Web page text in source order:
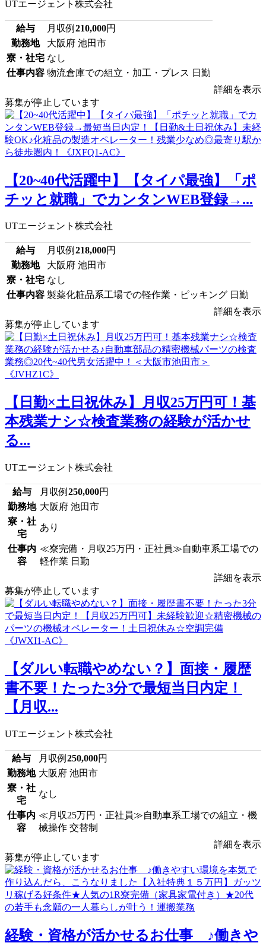
UTエージェント株式会社
給与 月収例 210,000円
勤務地
大阪府 池田市
寮・社宅 なし
仕事内容 物流倉庫での組立・加工・プレス 日勤
詳細を表示
募集が停止しています
【20~40代活躍中】【タイパ最強】「ポ
チッと就職」でカンタンWEB登録→...
UTエージェント株式会社
給与 月収例 218,000円
勤務地
大阪府 池田市
寮・社宅 なし
仕事内容 製薬化粧品系工場での軽作業・ピッキング 日勤
詳細を表示
募集が停止しています
【日勤×土日祝休み】月収25万円可！基
本残業ナシ☆検査業務の経験が活かせ
る...
UTエージェント株式会社
給与 月収例 250,000円
勤務地 大阪府 池田市
寮・社
宅
あり
仕事内
容
≪寮完備・月収25万円・正社員≫自動車系工場での
軽作業 日勤
詳細を表示
募集が停止しています
【ダルい転職やめない？】面接・履歴
書不要！たった3分で最短当日内定！
【月収...
UTエージェント株式会社
給与 月収例 250,000円
勤務地 大阪府 池田市
寮・社
宅
なし
仕事内
容
≪月収25万円・正社員≫自動車系工場での組立・機
械操作 交替制
詳細を表示
募集が停止しています
経験・資格が活かせるお仕事 ♪働きや